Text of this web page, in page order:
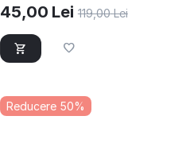
45,00 Lei 119,00 Lei
Reducere 50%